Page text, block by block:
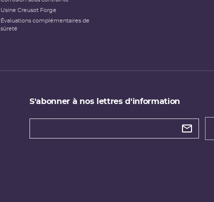
Usine Creusot Forge
Évaluations complémentaires de
sûreté
S'abonner à nos lettres d'information